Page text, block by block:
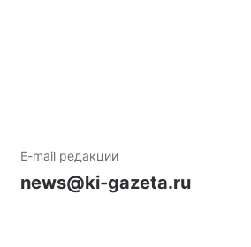
E-mail редакции
news@ki-gazeta.ru